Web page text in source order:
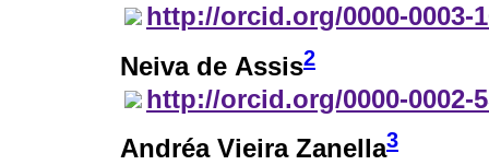
http://orcid.org/0000-0003-
Neiva de Assis2
http://orcid.org/0000-0002-
Andréa Vieira Zanella3